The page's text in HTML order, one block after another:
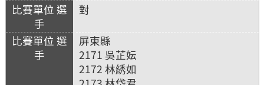
對
屏東縣
2171 吳芷妘
2172 林綉如